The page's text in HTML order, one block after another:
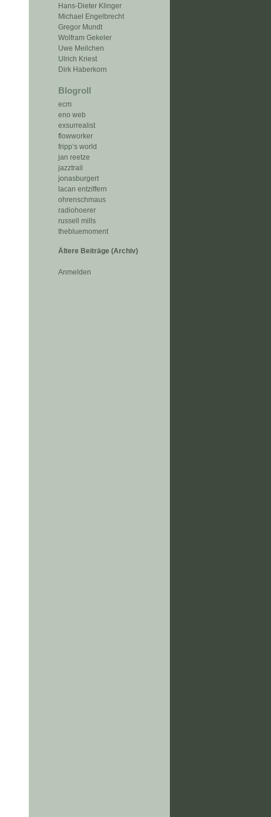
Hans-Dieter Klinger
Michael Engelbrecht
Gregor Mundt
Wolfram Gekeler
Uwe Meilchen
Ulrich Kriest
Dirk Haberkorn
Blogroll
ecm
eno web
exsurrealist
flowworker
fripp‘s world
jan reetze
jazztrail
jonasburgert
lacan entziffern
ohrenschmaus
radiohoerer
russell mills
thebluemoment
Ältere Beiträge (Archiv)
Anmelden